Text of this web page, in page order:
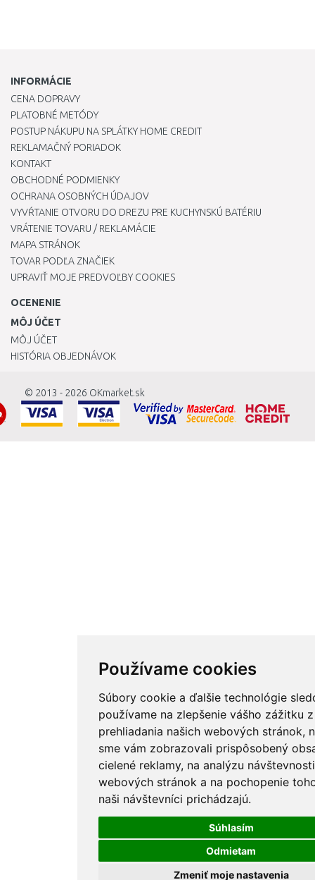
Používame cookies
Súbory cookie a ďalšie technológie
používame na zlepšenie vášho zážitku z
prehliadania našich webových stránok,
sme vám zobrazovali prispôsobený
cielené reklamy, na analýzu
webových stránok a na pochopenie
naši návštevníci prichádzajú.
Súhlasím
Odmietam
Zmeniť moje nastavenia
INFORMÁCIE
CENA DOPRAVY
PLATOBNÉ METÓDY
POSTUP NÁKUPU NA SPLÁTKY HOME CREDIT
REKLAMAČNÝ PORIADOK
KONTAKT
OBCHODNÉ PODMIENKY
OCHRANA OSOBNÝCH ÚDAJOV
VYVŔTANIE OTVORU DO DREZU PRE KUCHYNSKÚ BATÉRIU
VRÁTENIE TOVARU / REKLAMÁCIE
MAPA STRÁNOK
TOVAR PODĽA ZNAČIEK
UPRAVIŤ MOJE PREDVOĽBY COOKIES
OCENENIE
MÔJ ÚČET
MÔJ ÚČET
HISTÓRIA OBJEDNÁVOK
© 2013 - 2026 OKmarket.sk